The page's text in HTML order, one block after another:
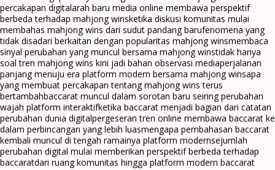
percakapan digitalarah baru media online membawa perspektif
berbeda terhadap mahjong winsketika diskusi komunitas mulai
membahas mahjong wins dari sudut pandang barufenomena yang
tidak disadari berkaitan dengan popularitas mahjong winsmembaca
sinyal perubahan yang muncul bersama mahjong winstidak hanya
soal tren mahjong wins kini jadi bahan observasi mediaperjalanan
panjang menuju era platform modern bersama mahjong winsapa
yang membuat percakapan tentang mahjong wins terus
bertambahbaccarat muncul dalam sorotan baru seiring perubahan
wajah platform interaktifketika baccarat menjadi bagian dari catatan
perubahan dunia digitalpergeseran tren online membawa baccarat ke
dalam perbincangan yang lebih luasmengapa pembahasan baccarat
kembali muncul di tengah ramainya platform modernsejumlah
perubahan digital mulai memberikan perspektif berbeda terhadap
baccaratdari ruang komunitas hingga platform modern baccarat